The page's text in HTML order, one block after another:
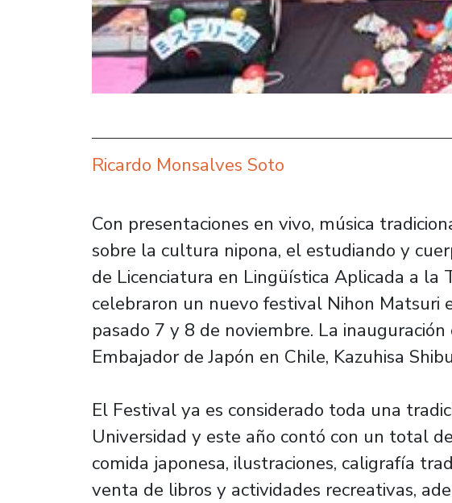
Ricardo Monsalves Soto
Con presentaciones en vivo, música
sobre la cultura nipona, el estudiando y
de Licenciatura en Lingüística Aplicada a la
celebraron un nuevo festival Nihon Matsuri
pasado 7 y 8 de noviembre. La
Embajador de Japón en Chile, Kazuhisa
El Festival ya es considerado toda una
Universidad y este año contó con un total
comida japonesa, ilustraciones, caligrafía
venta de libros y actividades recreativas,